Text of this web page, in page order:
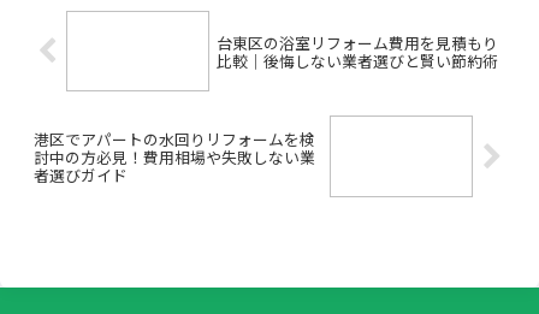
台東区の浴室リフォーム費用を見積もり
比較｜後悔しない業者選びと賢い節約術
港区でアパートの水回りリフォームを検
討中の方必見！費用相場や失敗しない業
者選びガイド